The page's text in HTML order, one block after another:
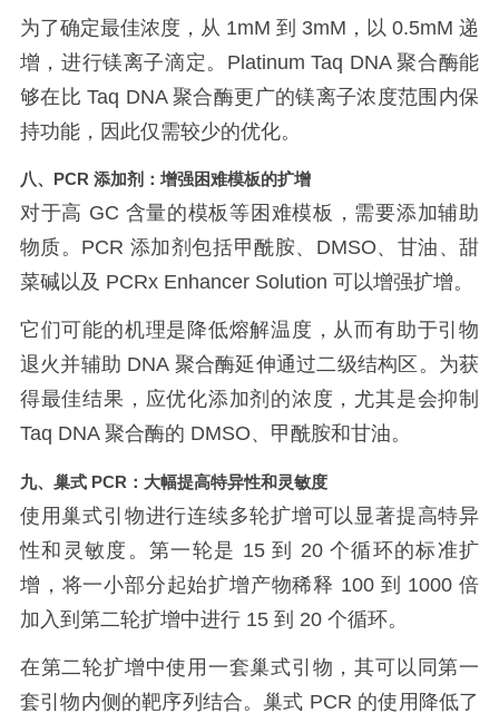
为了确定最佳浓度，从 1mM到 3mM ，以0.5mM递
增，进行镁离子滴定。 Platinum Taq DNA聚合酶能
够在比Taq DNA聚合酶更广的镁离子浓度范围内保
持功能，因此仅需较少的优化。
八、 PCR 添加剂：增强困难模板的扩增
对于高 GC 含量的模板等困难模板，需要添加辅助
物质。 PCR 添加剂包括甲酰胺、 DMSO、甘油、甜
菜碱以及 PCRx Enhancer Solution 可以增强扩增。
它们可能的机理是降低熔解温度，从而有助于引物
退火并辅助 DNA 聚合酶延伸通过二级结构区。为获
得最佳结果，应优化添加剂的浓度，尤其是会抑制
Taq DNA 聚合酶的 DMSO、甲酰胺和甘油。
九、巢式PCR ：大幅提高特异性和灵敏度
使用巢式引物进行连续多轮扩增可以显著提高特异
性和灵敏度。第一轮是 15到 20个循环的标准扩
增，将一小部分起始扩增产物稀释 100 到 1000倍
加入到第二轮扩增中进行 15 到 20 个循环。
在第二轮扩增中使用一套巢式引物，其可以同第一
套引物内侧的靶序列结合。巢式 PCR 的使用降低了